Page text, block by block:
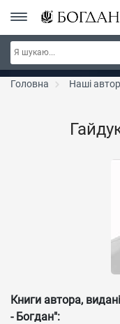
Серія "Вандербікери"
Головна Наші
Книги автора,
- Богдан":